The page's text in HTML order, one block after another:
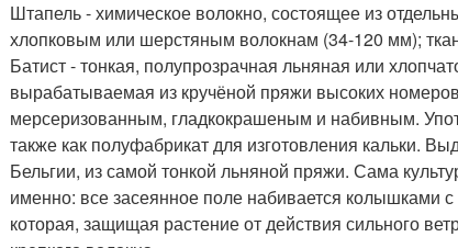
Штапель - химическое волокно, состоящее из
хлопковым или шерстяным волокнам (34-120 мм);
Батист - тонкая, полупрозрачная льняная или
вырабатываемая из кручёной пряжи высоких
мерсеризованным, гладкокрашеным и набивным.
также как полуфабрикат для изготовления кальки.
Бельгии, из самой тонкой льняной пряжи. Сама
именно: все засеянное поле набивается колышками
которая, защищая растение от действия сильного